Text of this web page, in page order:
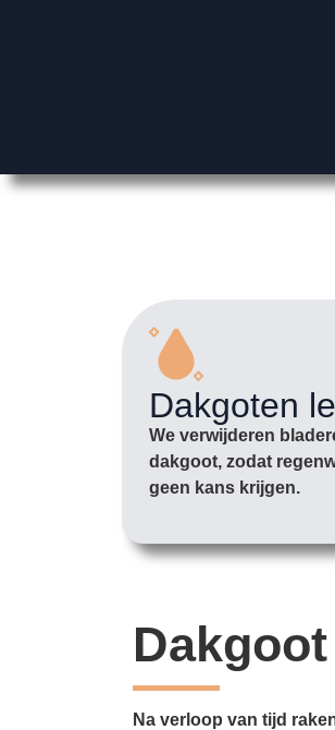
Dakgoten
We verwijderen
dakgoot, zodat
geen kans krijgen.
Na verloop van tijd